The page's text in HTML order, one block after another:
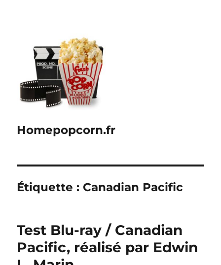
Homepopcorn.fr
Étiquette : Canadian Pacific
Test Blu-ray / Canadian
Pacific, réalisé par Edwin